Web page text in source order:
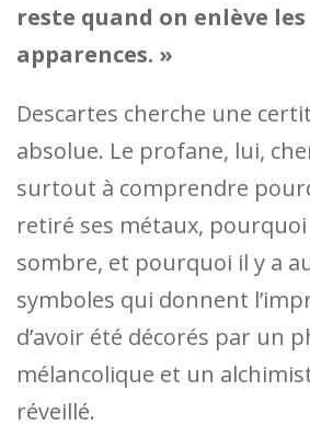
reste quand on enlève les
apparences. »
Descartes cherche une
absolue. Le profane, lui,
surtout à comprendre
retiré ses métaux,
sombre, et pourquoi il y a
symboles qui donnent
d’avoir été décorés par un
mélancolique et un
réveillé.